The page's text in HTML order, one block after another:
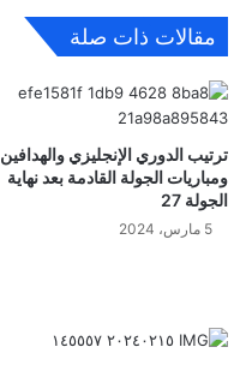
مقالات ذات صلة
ترتيب الدوري الإنجليزي والهدافين
ومباريات الجولة القادمة بعد نهاية
الجولة 27
5 مارس، 2024